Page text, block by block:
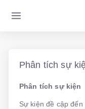
Phân tích sự
Phân tích sự kiện
Sự kiện đề cập